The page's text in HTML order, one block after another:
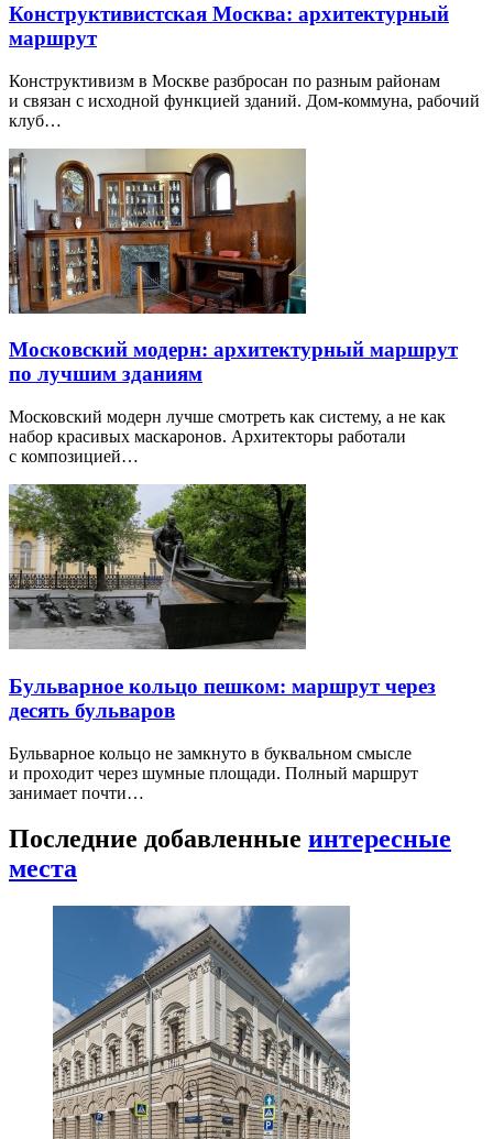
Конструктивистская Москва: архитектурный
маршрут
Конструктивизм в Москве разбросан по разным районам
и связан с исходной функцией зданий. Дом-коммуна, рабочий
клуб…
Московский модерн: архитектурный маршрут
по лучшим зданиям
Московский модерн лучше смотреть как систему, а не как
набор красивых маскаронов. Архитекторы работали
с композицией…
Бульварное кольцо пешком: маршрут через
десять бульваров
Бульварное кольцо не замкнуто в буквальном смысле
и проходит через шумные площади. Полный маршрут
занимает почти…
Последние добавленные интересные
места